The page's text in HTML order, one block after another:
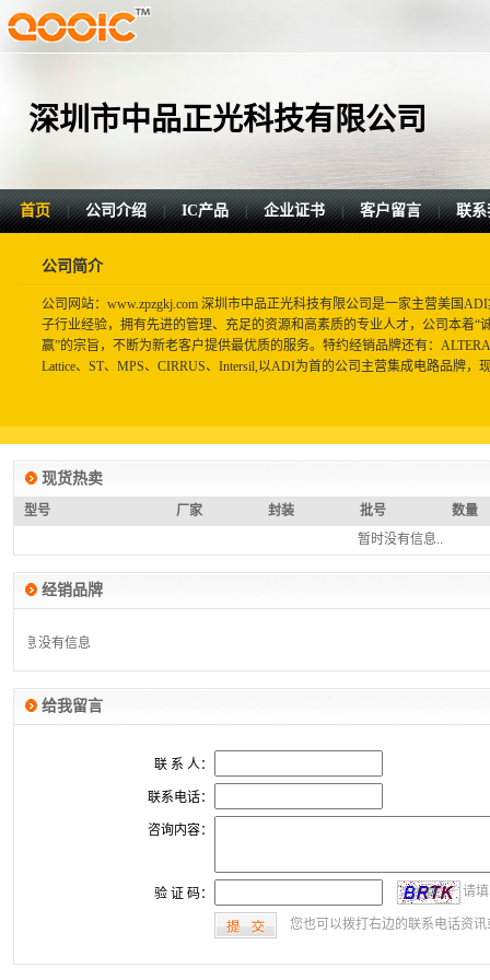
深圳市中品正光科技有限公司
首页 | 公司介绍 | IC产品 | 企业证书 | 客户留言 | 联系
公司简介
公司网站：www.zpzgkj.com 深圳市中品正光科技有限公司是一家主营美国
子行业经验，拥有先进的管理、充足的资源和高素质的专业人才，公司本着“
赢”的宗旨，不断为新老客户提供最优质的服务。特约经销品牌还有：
Lattice、ST、MPS、CIRRUS、Intersil,以ADI为首的公司主营集成电路品牌，
现货热卖
型号 厂家 封装 批号
数量
暂时没有信息..
经销品牌
没有信息没有信息
给我留言
联 系 人：
联系电话：
咨询内容：
验 证 码： 请填
您也可以拨打右边的联系电话资